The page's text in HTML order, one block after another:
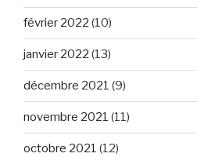
février 2022 (10)
janvier 2022 (13)
décembre 2021 (9)
novembre 2021 (11)
octobre 2021 (12)